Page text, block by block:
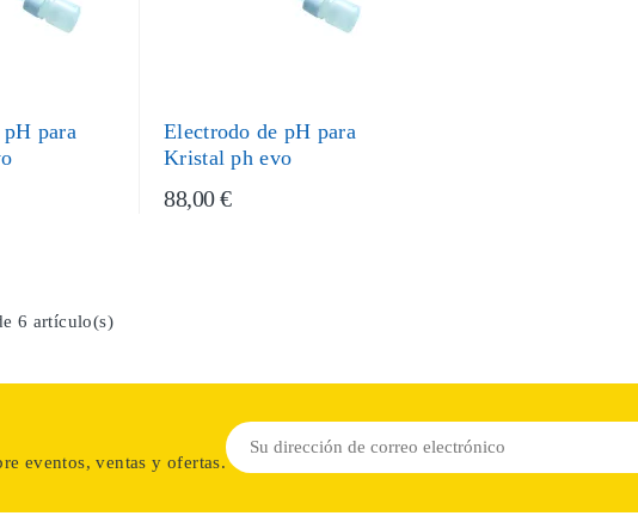
para
Electrodo de pH para
Kristal ph evo
88,00 €
6 artículo(s)
eventos, ventas y ofertas.